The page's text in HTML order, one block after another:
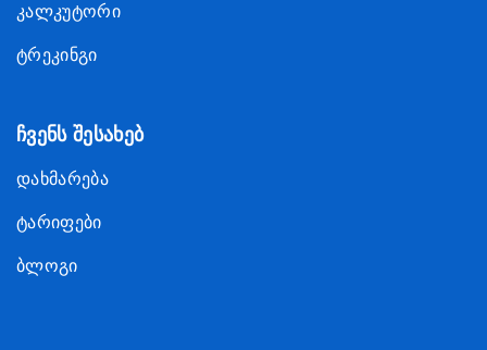
კალკუტორი
ტრეკინგი
ჩვენს შესახებ
დახმარება
ტარიფები
ბლოგი